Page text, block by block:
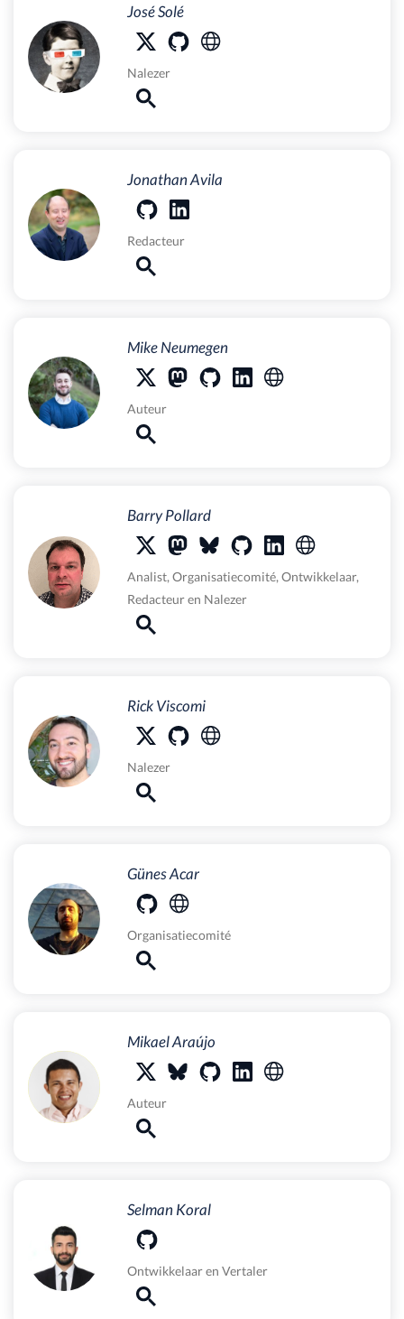
José Solé
Nalezer
Jonathan Avila
Redacteur
Mike Neumegen
Auteur
Barry Pollard
Analist,Organisatiecomité,Ontwikkelaar,
Redacteuren Nalezer
Rick Viscomi
Nalezer
Günes Acar
Organisatiecomité
Mikael Araújo
Auteur
Selman Koral
Ontwikkelaaren Vertaler